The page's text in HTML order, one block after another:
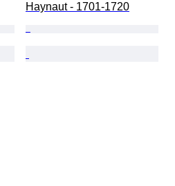
Haynaut - 1701-1720